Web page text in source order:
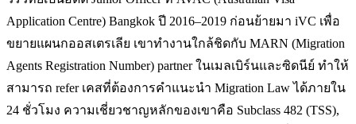
Application Centre) Bangkok ปี 2016–2019 ก่อนย้ายมา iVC เพื่อ
ขยายแผนกออสเตรเลีย เขาทำงานใกล้ชิดกับ MARN (Migration
Agents Registration Number) partner ในเมลเบิร์นและซิดนีย์ ทำให้
สามารถ refer เคสที่ต้องการคำแนะนำ Migration Law ได้ภายใน
24 ชั่วโมง ความเชี่ยวชาญหลักของเขาคือ Subclass 482 (TSS),